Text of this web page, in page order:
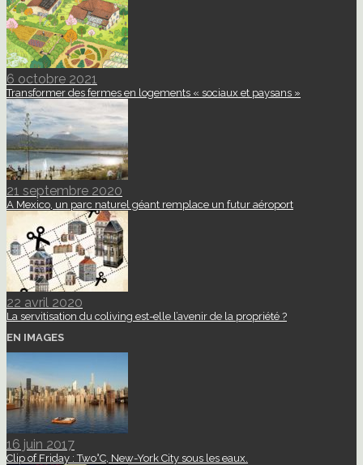
6 octobre 2021
Transformer des fermes en logements « sociaux et paysans »
21 septembre 2020
A Mexico, un parc naturel géant remplace un futur aéroport
22 avril 2020
La servitisation du coliving est-elle l’avenir de la propriété ?
EN IMAGES
16 juin 2017
Clip of Friday : Two°C, New-York City sous les eaux.